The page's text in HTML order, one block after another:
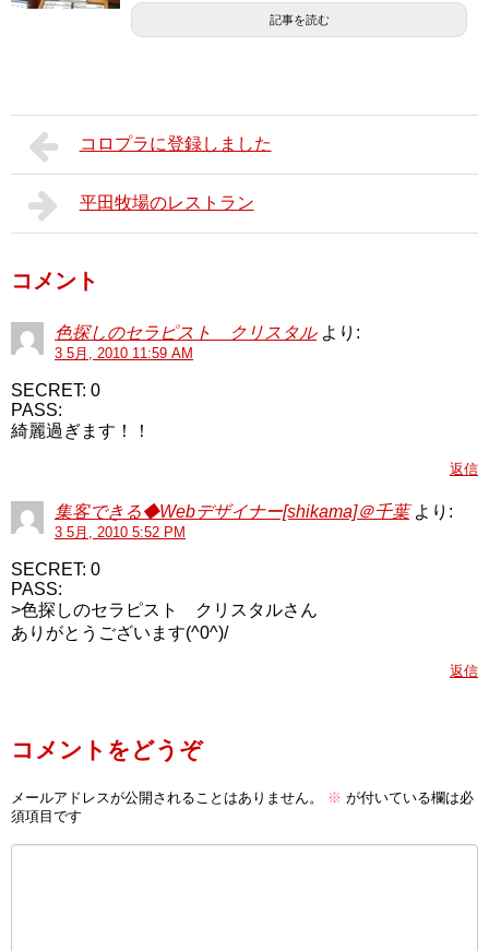
記事を読む
コロプラに登録しました
平田牧場のレストラン
コメント
色探しのセラピスト クリスタル より:
3 5月, 2010 11:59 AM
SECRET: 0
PASS:
綺麗過ぎます！！
返信
集客できる◆Webデザイナー[shikama]＠千葉 より:
3 5月, 2010 5:52 PM
SECRET: 0
PASS:
>色探しのセラピスト クリスタルさん
ありがとうございます(^0^)/
返信
コメントをどうぞ
メールアドレスが公開されることはありません。 ※ が付いている欄は必
須項目です